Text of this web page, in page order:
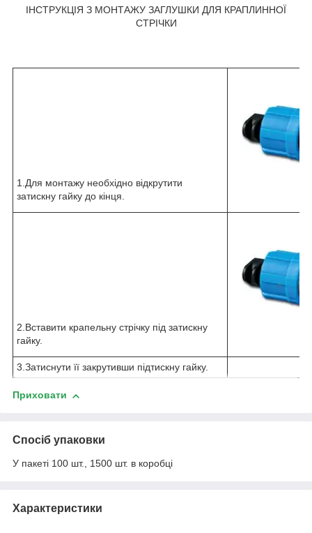
ІНСТРУКЦІЯ З МОНТАЖУ ЗАГЛУШКИ ДЛЯ КРАПЛИННОЇ
СТРІЧКИ
1.Для монтажу необхідно відкрутити
затискну гайку до кінця.
2.Вставити крапельну стрічку під затискну
гайку.
3.Затиснути її закрутивши підтискну гайку.
Приховати
Спосіб упаковки
У пакеті 100 шт., 1500 шт. в коробці
Характеристики